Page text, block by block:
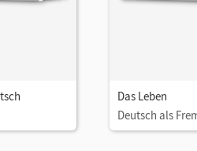
Das Leben